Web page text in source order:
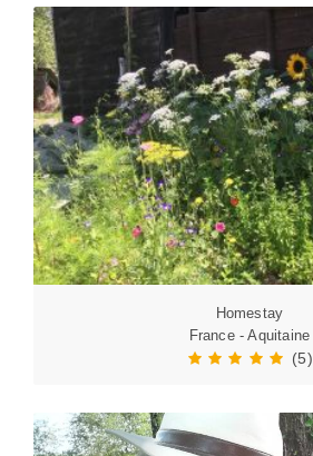
Homestay
France - Aquitaine
(5)